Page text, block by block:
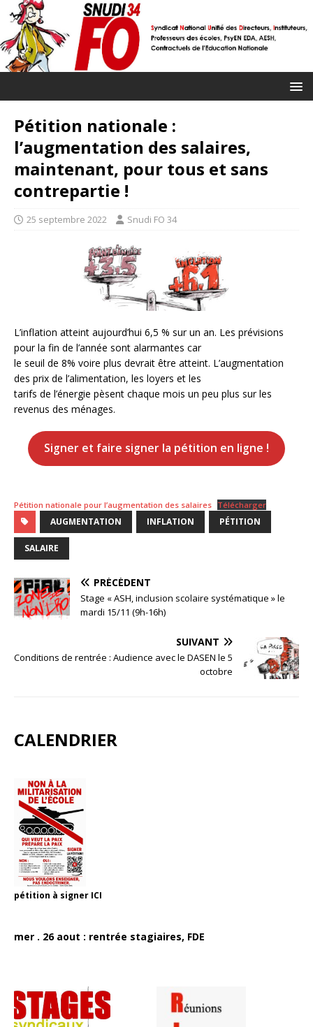
Pétition nationale :
l’augmentation des salaires,
maintenant, pour tous et sans
contrepartie !
25 septembre 2022 Snudi FO 34
L’inflation atteint aujourd’hui 6,5 % sur un an. Les prévisions
pour la fin de l’année sont alarmantes car
le seuil de 8% voire plus devrait être atteint. L’augmentation
des prix de l’alimentation, les loyers et les
tarifs de l’énergie pèsent chaque mois un peu plus sur les
revenus des ménages.
Signer et faire signer la pétition en ligne !
Pétition nationale pour l’augmentation des salaires Télécharger
AUGMENTATION INFLATION PÉTITION
SALAIRE
PRÉCÉDENT
Stage « ASH, inclusion scolaire systématique » le
mardi 15/11 (9h-16h)
SUIVANT
Conditions de rentrée : Audience avec le DASEN le 5
octobre
CALENDRIER
pétition à signer ICI
mer . 26 aout : rentrée stagiaires, FDE